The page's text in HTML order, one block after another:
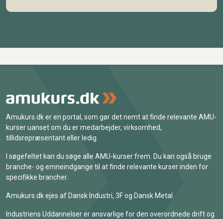
Amukurs.dk er en portal, som gør det nemt at finde relevante AMU-
kurser uanset om du er medarbejder, virksomhed,
tillidsrepræsentant eller ledig.
I søgefeltet kan du søge alle AMU-kurser frem. Du kan også bruge
branche- og emneindgange til at finde relevante kurser inden for
specifikke brancher.
Amukurs.dk ejes af Dansk Industri, 3F og Dansk Metal.
Industriens Uddannelser er ansvarlige for den overordnede drift og